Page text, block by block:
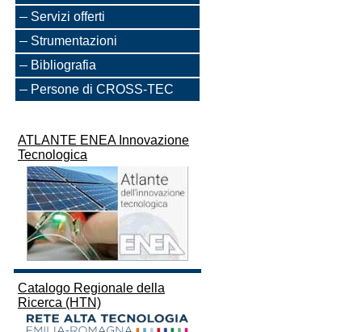
Servizi offerti
Strumentazioni
Bibliografia
Persone di CROSS-TEC
ATLANTE ENEA Innovazione
Tecnologica
Catalogo Regionale della
Ricerca (HTN)